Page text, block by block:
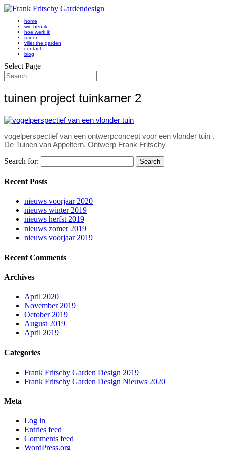
home
wie ben ik
hoe werk ik
tuinen
viller the garden
contact
blog
Select Page
tuinen project tuinkamer 2
vogelperspectief van een ontwerpconcept voor een vlonder tuin .
De Tuinen van Appeltern. Ontwerp Frank Fritschy
Search for:
Recent Posts
nieuws voorjaar 2020
nieuws winter 2019
nieuws herfst 2019
nieuws zomer 2019
nieuws voorjaar 2019
Recent Comments
Archives
April 2020
November 2019
October 2019
August 2019
April 2019
Categories
Frank Fritschy Garden Design 2019
Frank Fritschy Garden Design Nieuws 2020
Meta
Log in
Entries feed
Comments feed
WordPress.org